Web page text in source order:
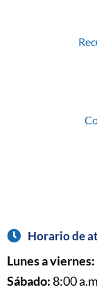
Horario de
Lunes a viernes:
Sábado:8:00